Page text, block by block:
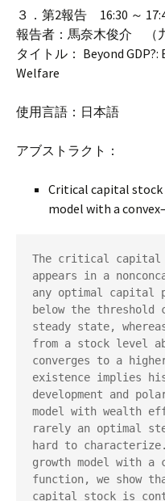
３．第2報告 16:30 ～
報告者：馬奈木俊介 （
タイトル： Beyond
Welfare
使用言語：日本語
アブストラクト：
Critical capital
model with a
The critical capital
appears in a
any optimal capital
below the threshold
steady state,
from a stock level
converges to a
existence implies
development and
model with wealth
rarely an optimal
hard to
growth model with a
function, we show
capital stock is